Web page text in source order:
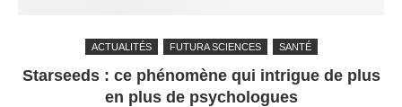
ACTUALITÉS FUTURA SCIENCES SANTÉ
Starseeds : ce phénomène qui intrigue de plus
en plus de psychologues